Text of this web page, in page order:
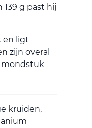
g past hij
en ligt
zijn overal
mondstuk
kruiden,